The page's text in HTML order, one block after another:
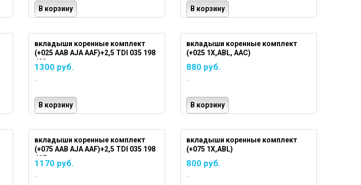
В корзину В корзину
вкладыши коренные комплект
(+025 AAB AJA AAF)+2,5 TDI 035 198
493
1300 руб.
..
В корзину
вкладыши коренные комплект
(+025 1X,ABL, AAC)
880 руб.
..
В корзину
вкладыши коренные комплект
(+075 AAB AJA AAF)+2,5 TDI 035 198
497
1170 руб.
..
вкладыши коренные комплект
(+075 1X,ABL)
800 руб.
..